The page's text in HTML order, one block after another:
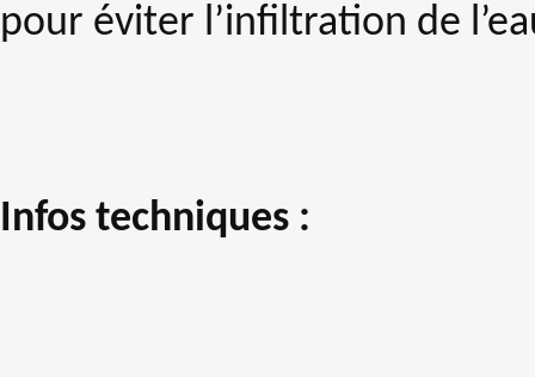
pour éviter l’infiltration de
Infos techniques :